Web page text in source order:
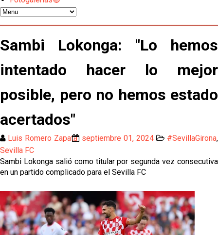
familia y se refleje en el campo"
Miguel Sierra: La temporada pasada se vio
reflejado que podemos tirar para delante y
Diomande ya es madridista mientras Rodri agita el
mercado
OFICIAL | Juanlu se marcha al Bournemouth
Los posibles herederos del número 16 tras la
marcha de Juanlu
jugador del Granada CF
El Granada negocia con el Sevilla FC por Alberto
Flores
Sambi Lokonga: "Lo hemos
intentado hacer lo mejor
posible, pero no hemos estado
acertados"
Luis Romero Zapata septiembre 01, 2024 #SevillaGirona,
Sevilla FC
Sambi Lokonga salió como titular por segunda vez consecutiva
en un partido complicado para el Sevilla FC